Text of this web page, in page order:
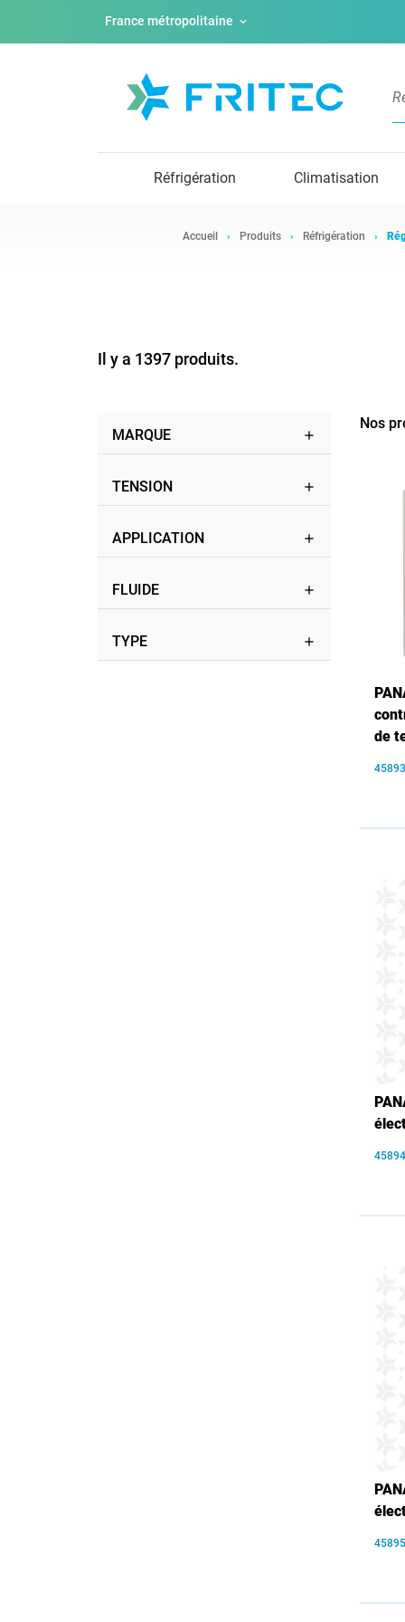
France métropolitaine
Réfrigération Climatisation
Accueil Produits Réfrigération
Il y a 1397 produits.
MARQUE add
TENSION add
APPLICATION add
FLUIDE add
TYPE add
Nos
de